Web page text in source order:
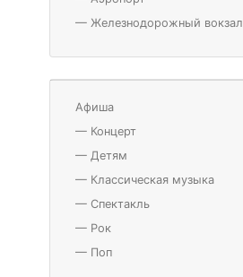
— Железнодорожный вокзал
Афиша
— Концерт
— Детям
— Классическая музыка
— Спектакль
— Рок
— Поп